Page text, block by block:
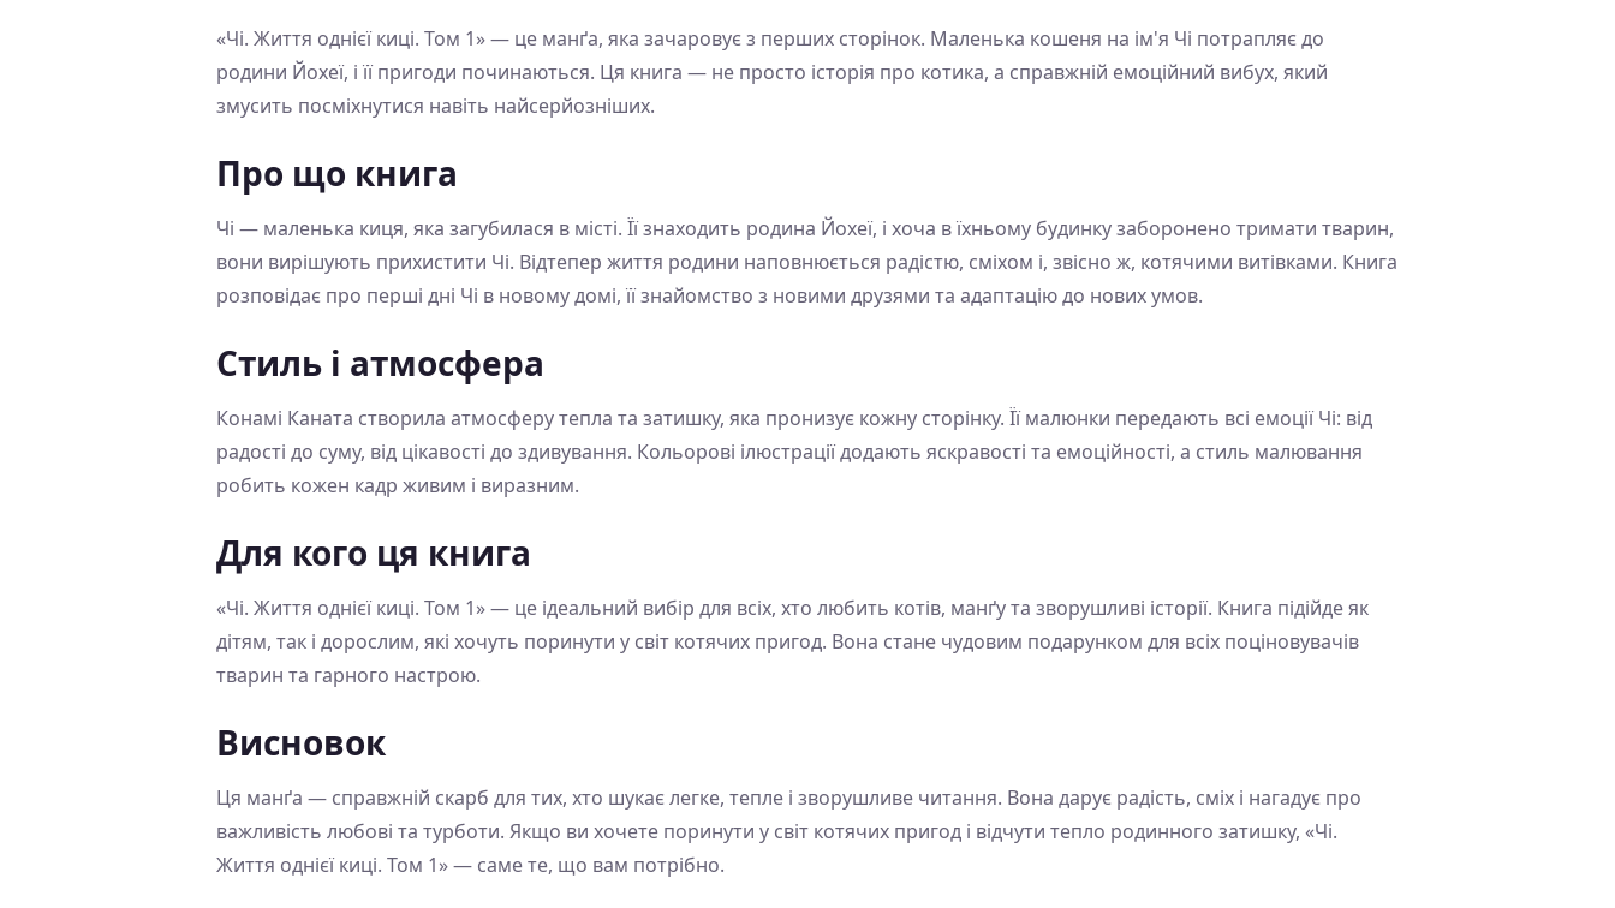
«Чі. Життя однієї киці. Том 1» — це манґа, яка зачаровує з перших сторінок. Маленька кошеня на ім'я Чі потрапляє до
родини Йохеї, і її пригоди починаються. Ця книга — не просто історія про котика, а справжній емоційний вибух, який
змусить посміхнутися навіть найсерйозніших.
Про що книга
Чі — маленька киця, яка загубилася в місті. Її знаходить родина Йохеї, і хоча в їхньому будинку заборонено тримати тварин,
вони вирішують прихистити Чі. Відтепер життя родини наповнюється радістю, сміхом і, звісно ж, котячими витівками. Книга
розповідає про перші дні Чі в новому домі, її знайомство з новими друзями та адаптацію до нових умов.
Стиль і атмосфера
Конамі Каната створила атмосферу тепла та затишку, яка пронизує кожну сторінку. Її малюнки передають всі емоції Чі: від
радості до суму, від цікавості до здивування. Кольорові ілюстрації додають яскравості та емоційності, а стиль малювання
робить кожен кадр живим і виразним.
Для кого ця книга
«Чі. Життя однієї киці. Том 1» — це ідеальний вибір для всіх, хто любить котів, манґу та зворушливі історії. Книга підійде як
дітям, так і дорослим, які хочуть поринути у світ котячих пригод. Вона стане чудовим подарунком для всіх поціновувачів
тварин та гарного настрою.
Висновок
Ця манґа — справжній скарб для тих, хто шукає легке, тепле і зворушливе читання. Вона дарує радість, сміх і нагадує про
важливість любові та турботи. Якщо ви хочете поринути у світ котячих пригод і відчути тепло родинного затишку, «Чі.
Життя однієї киці. Том 1» — саме те, що вам потрібно.